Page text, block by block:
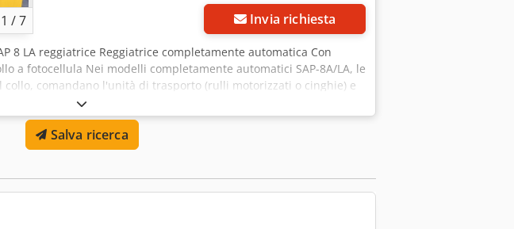
1 /7 Invia richiesta
8 LA reggiatrice Reggiatrice completamente automatica Con
a fotocellula Nei modelli completamente automatici SAP-8A/LA, le
comandano l'unità di trasporto (rulli motorizzati o cinghie) e
- nuovi e usati - disponibili nel nostro shop! Dcjdpfxoxamfde Am
Salva ricerca